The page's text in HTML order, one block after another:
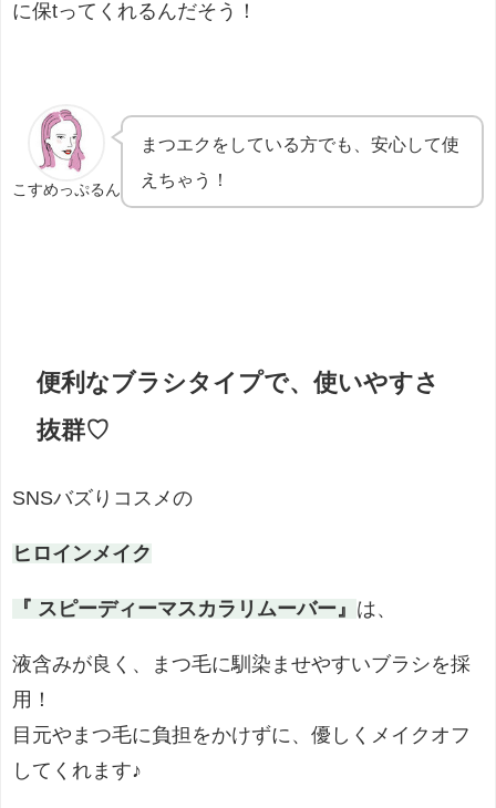
に保tってくれるんだそう！
こすめっぷるん
まつエクをしている方でも、安心して使
えちゃう！
便利なブラシタイプで、使いやすさ
抜群♡
SNSバズりコスメの
ヒロインメイク
『 スピーディーマスカラリムーバー』 は、
液含みが良く、まつ毛に馴染ませやすいブラシを採
用！
目元やまつ毛に負担をかけずに、優しくメイクオフ
してくれます♪